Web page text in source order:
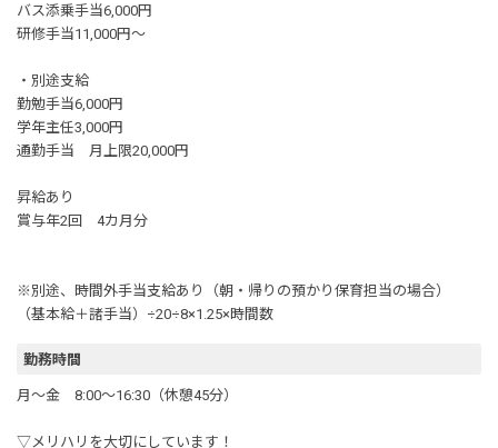
バス添乗手当6,000円
研修手当11,000円～
・別途支給
勤勉手当6,000円
学年主任3,000円
通勤手当 月上限20,000円
昇給あり
賞与年2回 4カ月分
※別途、時間外手当支給あり（朝・帰りの預かり保育担当の場合）
（基本給＋諸手当）÷20÷8×1.25×時間数
勤務時間
月～金 8:00～16:30（休憩45分）
▽メリハリを大切にしています！